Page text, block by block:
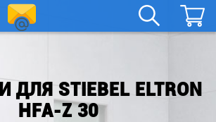
boylera@yandex.ru
Заказать
STIEBEL ELTRON
HFA-Z 30